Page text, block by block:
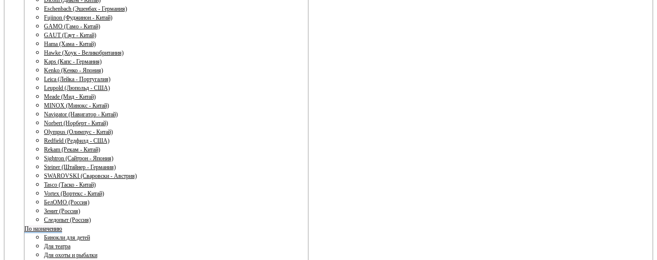
Eschenbach (Эшенбах - Германия)
Fujinon (Фуджинон - Китай)
GAMO (Гамо - Китай)
GAUT (Гаут - Китай)
Hama (Хама - Китай)
Hawke (Хоук - Великобритания)
Kaps (Капс - Германия)
Kenko (Кенко - Япония)
Leica (Лейка - Португалия)
Leupold (Люпольд - США)
Meade (Мид - Китай)
MINOX (Минокс - Китай)
Navigator (Навигатор - Китай)
Norbert (Норберт - Китай)
Olympus (Олимпус - Китай)
Redfield (Редфилд - США)
Rekam (Рекам - Китай)
Sightron (Сайтрон - Япония)
Steiner (Штайнер - Германия)
SWAROVSKI (Сваровски - Австрия)
Tasco (Таско - Китай)
Vortex (Вортекс - Китай)
БелОМО (Россия)
Зенит (Россия)
Следопыт (Россия)
По назначению
Бинокли для детей
Для театра
Для охоты и рыбалки